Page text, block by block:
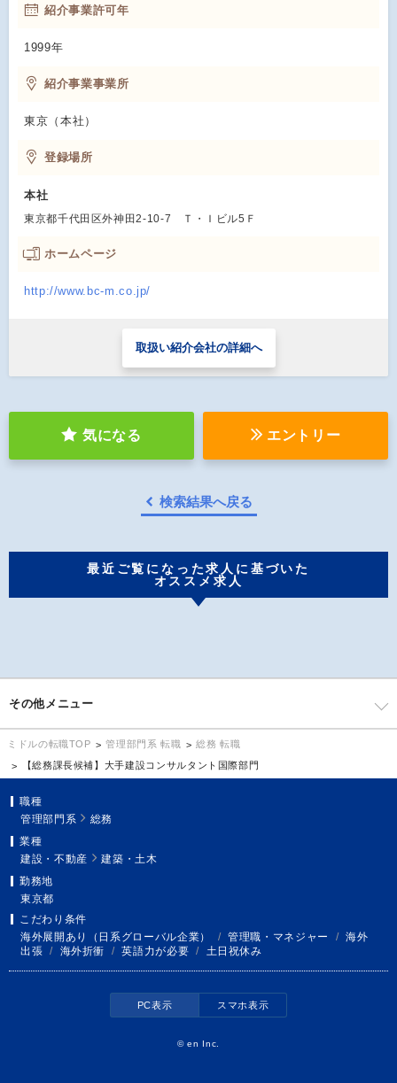
紹介事業許可年
1999年
紹介事業事業所
東京（本社）
登録場所
本社
東京都千代田区外神田2-10-7 Ｔ・Ｉビル5Ｆ
ホームページ
http://www.bc-m.co.jp/
取扱い紹介会社の詳細へ
気になる エントリー
検索結果へ戻る
最近ご覧になった求人に基づいた
オススメ求人
その他メニュー
ミドルの転職TOP 管理部門系 転職
総務 転職
【総務課長候補】大手建設コンサルタント国際部門
職種
管理部門系
総務
業種
建設・不動産
建築・土木
勤務地
東京都
こだわり条件
海外展開あり（日系グローバル企業）
/ 管理職・マネジャー / 海外
出張 / 海外折衝 / 英語力が必要 / 土日祝休み
PC表示 スマホ表示
©en Inc.